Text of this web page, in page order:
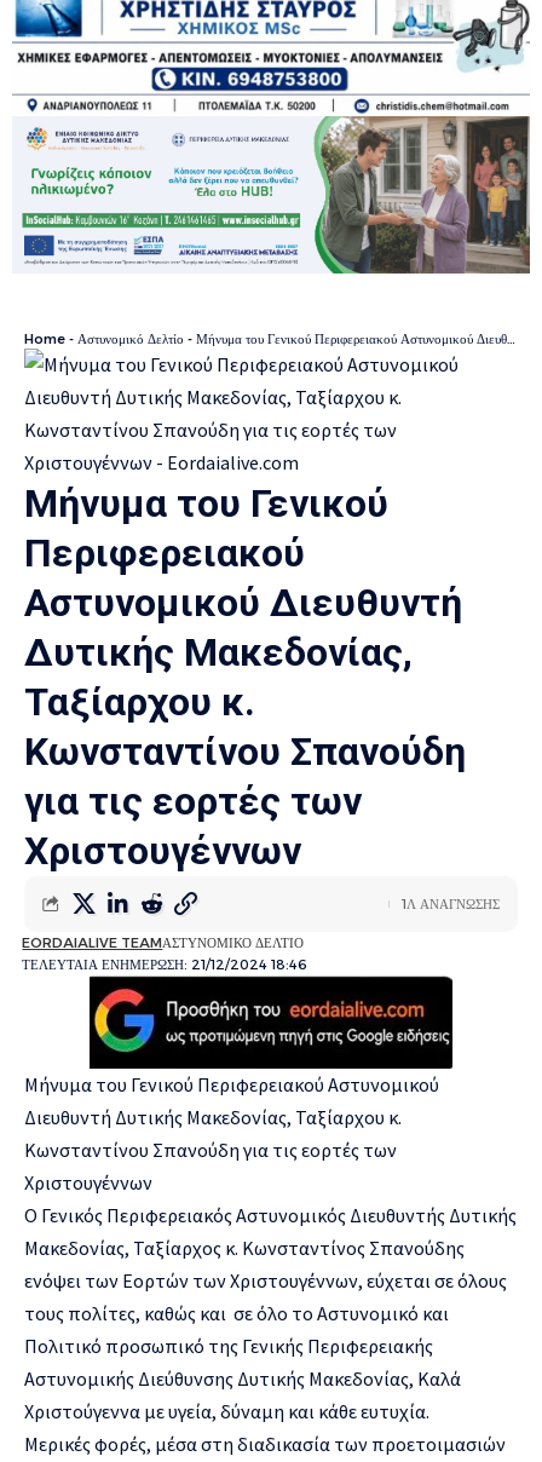
Home - Αστυνομικό Δελτίο - Μήνυμα του Γενικού Περιφερειακού Αστυνομικού Διευθυντή Δυτικής Μακεδονίας, Ταξίαρχου κ. Κωνσταντίνου Σπανούδη για τις εορτές των Χριστουγέννων
Μήνυμα του Γενικού
Περιφερειακού
Αστυνομικού Διευθυντή
Δυτικής Μακεδονίας,
Ταξίαρχου κ.
Κωνσταντίνου Σπανούδη
για τις εορτές των
Χριστουγέννων
ΤΕΛΕΥΤΑΙΑ ΕΝΗΜΕΡΩΣΗ: 21/12/2024 18:46
EORDAIALIVE TEAMΑΣΤΥΝΟΜΙΚΟ ΔΕΛΤΙΟ
1Λ ΑΝΑΓΝΩΣΗΣ
Μήνυμα του Γενικού Περιφερειακού Αστυνομικού
Διευθυντή Δυτικής Μακεδονίας, Ταξίαρχου κ.
Κωνσταντίνου Σπανούδη για τις εορτές των
Χριστουγέννων
Ο Γενικός Περιφερειακός Αστυνομικός Διευθυντής Δυτικής
Μακεδονίας, Ταξίαρχος κ. Κωνσταντίνος Σπανούδης
ενόψει των Εορτών των Χριστουγέννων, εύχεται σε όλους
τους πολίτες, καθώς και σε όλο το Αστυνομικό και
Πολιτικό προσωπικό της Γενικής Περιφερειακής
Αστυνομικής Διεύθυνσης Δυτικής Μακεδονίας, Καλά
Χριστούγεννα με υγεία, δύναμη και κάθε ευτυχία.
Μερικές φορές, μέσα στη διαδικασία των προετοιμασιών